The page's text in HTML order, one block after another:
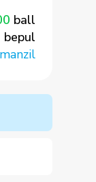
ball
bepul
manzil